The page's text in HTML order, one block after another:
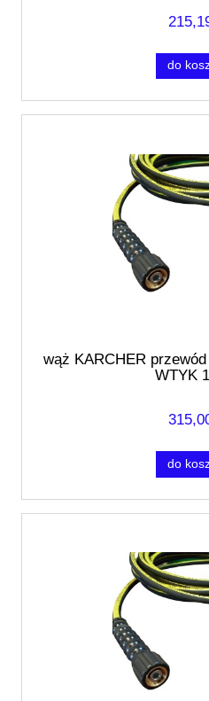
do
wąż KARCHER
WTYK
do